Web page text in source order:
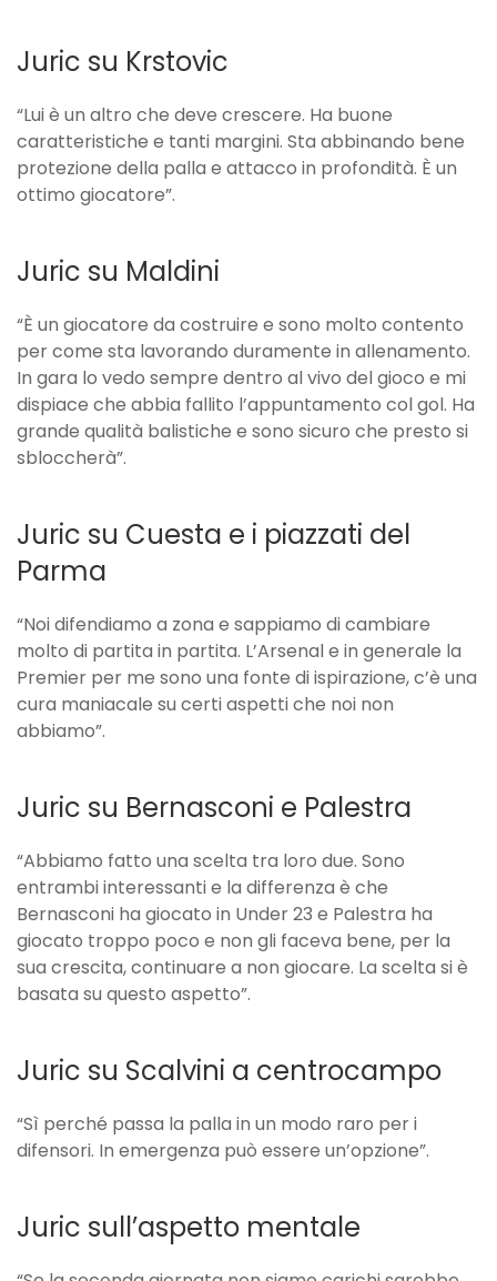
Juric su Krstovic
“Lui è un altro che deve crescere. Ha buone
caratteristiche e tanti margini. Sta abbinando bene
protezione della palla e attacco in profondità. È un
ottimo giocatore”.
Juric su Maldini
“È un giocatore da costruire e sono molto contento
per come sta lavorando duramente in allenamento.
In gara lo vedo sempre dentro al vivo del gioco e mi
dispiace che abbia fallito l’appuntamento col gol. Ha
grande qualità balistiche e sono sicuro che presto si
sbloccherà”.
Juric su Cuesta e i piazzati del
Parma
“Noi difendiamo a zona e sappiamo di cambiare
molto di partita in partita. L’Arsenal e in generale la
Premier per me sono una fonte di ispirazione, c’è una
cura maniacale su certi aspetti che noi non
abbiamo”.
Juric su Bernasconi e Palestra
“Abbiamo fatto una scelta tra loro due. Sono
entrambi interessanti e la differenza è che
Bernasconi ha giocato in Under 23 e Palestra ha
giocato troppo poco e non gli faceva bene, per la
sua crescita, continuare a non giocare. La scelta si è
basata su questo aspetto”.
Juric su Scalvini a centrocampo
“Sì perché passa la palla in un modo raro per i
difensori. In emergenza può essere un’opzione”.
Juric sull’aspetto mentale